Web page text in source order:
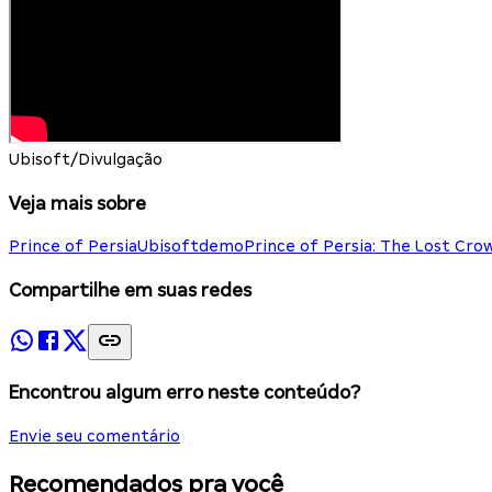
Ubisoft/Divulgação
Veja mais sobre
Prince of PersiaUbisoftdemoPrince of Persia: The Lost
Compartilhe em suas redes
Encontrou algum erro neste conteúdo?
Envie seu comentário
Recomendados pra você